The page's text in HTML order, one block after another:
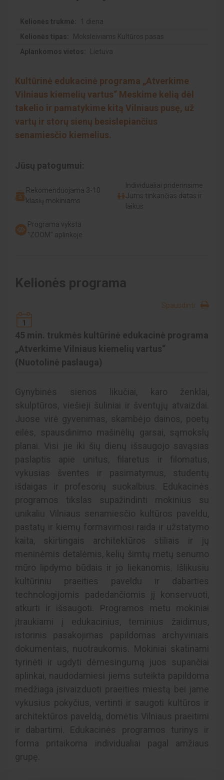
Kelionės trukmė:
1 diena
Kelionės tipas:
Moksleiviams Kultūros pasas
Aplankomos vietos:
Lietuva
Kultūrinė edukacinė programa „Atverkime
Vilniaus kiemelių vartus“ Meskime kelią dėl
takelio ir pamatykime kitą Vilniaus pusę, už
vartų ir storų sienų besislepiančius
senamiesčio kiemelius.
Jūsų patogumui:
Rekomenduojama 3-10
klasių mokiniams
Individualiai priderinsime
Jums tinkančias datas ir
laikus
Programa vyksta
"ZOOM" aplinkoje
Kelionės programa
Spausdinti
1
45 min. trukmės kultūrinė edukacinė programa
„Atverkime Vilniaus kiemelių vartus“
(Nuotolinė paslauga)
Gynybinės sienos likučiai, karo ženklai,
skulptūros, viešieji šuliniai ir šventųjų atvaizdai.
Juose virė gyvenimas, skambėjo dainos, poetų
eilės, spausdinimo mašinėlių garsai, sąmokslų
planai. Visi jie iki šių dienų išsaugojo savąsias
paslaptis apie unitus, filaretus ir filomatus,
vykusias šventes ir pasimatymus, studentų
išdaigas ir profesorių suokalbius. Edukacinės
programos tikslas supažindinti mokinius su
unikaliu Vilniaus senamiesčio kultūros paveldu,
pastatų ir kiemų formavimosi raida ir užstatymo
kaita, skirtingais architektūros stiliais ir jų
meninėmis detalėmis, kelių šimtų metų senumo
mūro lipdymo būdais ir jo liekanomis. Išlikusiu
kultūriniu praeities paveldu ir dabarties
technologijomis padedančiomis jį konservuoti,
atkurti ir išsaugoti. Programos metu mokiniai
įtraukiami į edukacinius, teminius žaidimus,
istorinis pasakojimas papildomas archyviniais
dokumentais, nuotraukomis. Mokiniai skatinami
tyrinėti ir ugdyti dėmesingumą juos supančiai
aplinkai, naudodamiesi jiems suteikta papildoma
medžiaga įsivaizduoti praeities miestą bei jame
vykusius pokyčius, vertinti ir saugoti kultūros ir
architektūros paveldą, domėtis Vilniaus praeitimi
ir dabartimi. Edukacinės programos turinys ir
forma pritaikoma individualiai pagal amžiaus
grupę.